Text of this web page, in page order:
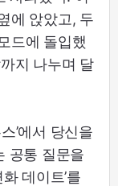
에 앉았고, 두
드에 돌입했
지 나누며 달
’에서 당신을
공통 질문을
데이트’를